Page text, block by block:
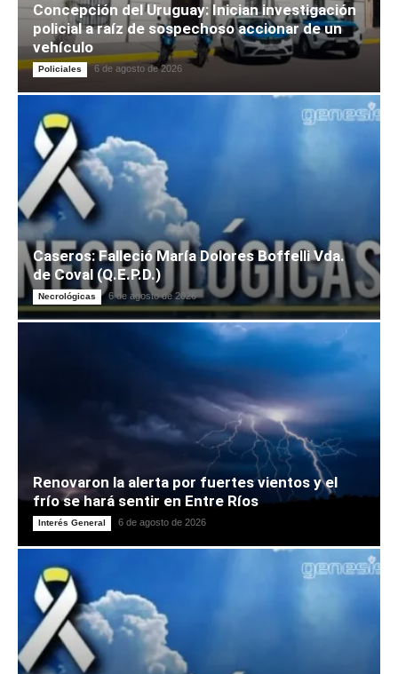
Concepción del Uruguay: Inician investigación
policial a raíz de sospechoso accionar de un
vehículo
Policiales 6 de agosto de 2026
Caseros: Falleció María Dolores Boffelli Vda.
de Coval (Q.E.P.D.)
Necrológicas 6 de agosto de 2026
Renovaron la alerta por fuertes vientos y el
frío se hará sentir en Entre Ríos
Interés General 6 de agosto de 2026